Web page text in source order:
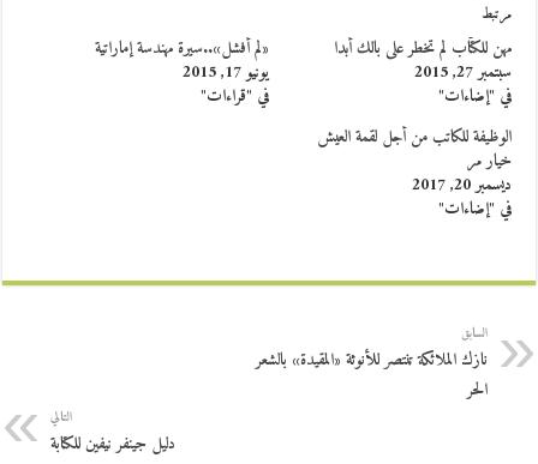
مرتبط
مهن للكتّاب لم تخطر على بالك أبدا
سبتمبر 27, 2015
في "إضاءات"
«لم أفشل»..سيرة مهندسة إماراتية
يونيو 17, 2015
في "قراءات"
الوظيفة للكاتب من أجل لقمة العيش
خيار مر
ديسمبر 20, 2017
في "إضاءات"
السابق
نازك الملائكة تنتصر للأنوثة «المقيدة» بالشعر
الحر
التالي
دليل جينفر نيفين للكتابة